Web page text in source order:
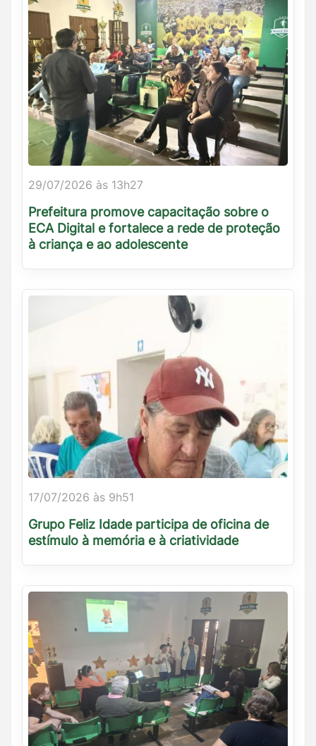
29/07/2026 às 13h27
Prefeitura promove capacitação sobre o
ECA Digital e fortalece a rede de proteção
à criança e ao adolescente
17/07/2026 às 9h51
Grupo Feliz Idade participa de oficina de
estímulo à memória e à criatividade